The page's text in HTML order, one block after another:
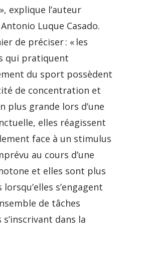
explique l’auteur
Luque Casado.
de préciser : « les
qui pratiquent
du sport possèdent
de concentration et
plus grande lors d’une
elles réagissent
face à un stimulus
au cours d’une
et elles sont plus
s’engagent
de tâches
dans la